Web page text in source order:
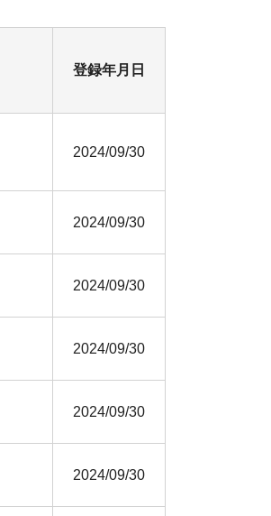
登録年月日
2024/09/30
2024/09/30
2024/09/30
2024/09/30
2024/09/30
2024/09/30